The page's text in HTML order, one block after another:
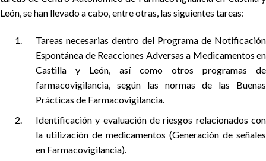
León, se han llevado a cabo, entre otras, las siguientes tareas:
Tareas necesarias dentro del Programa de Notificación
Espontánea de Reacciones Adversas a Medicamentos en
Castilla y León, así como otros programas de
farmacovigilancia, según las normas de las Buenas
Prácticas de Farmacovigilancia.
Identificación y evaluación de riesgos relacionados con
la utilización de medicamentos (Generación de señales
en Farmacovigilancia).